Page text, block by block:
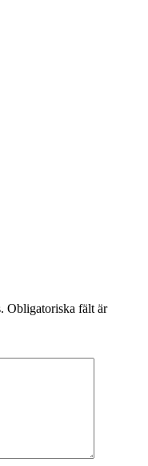
Obligatoriska fält är